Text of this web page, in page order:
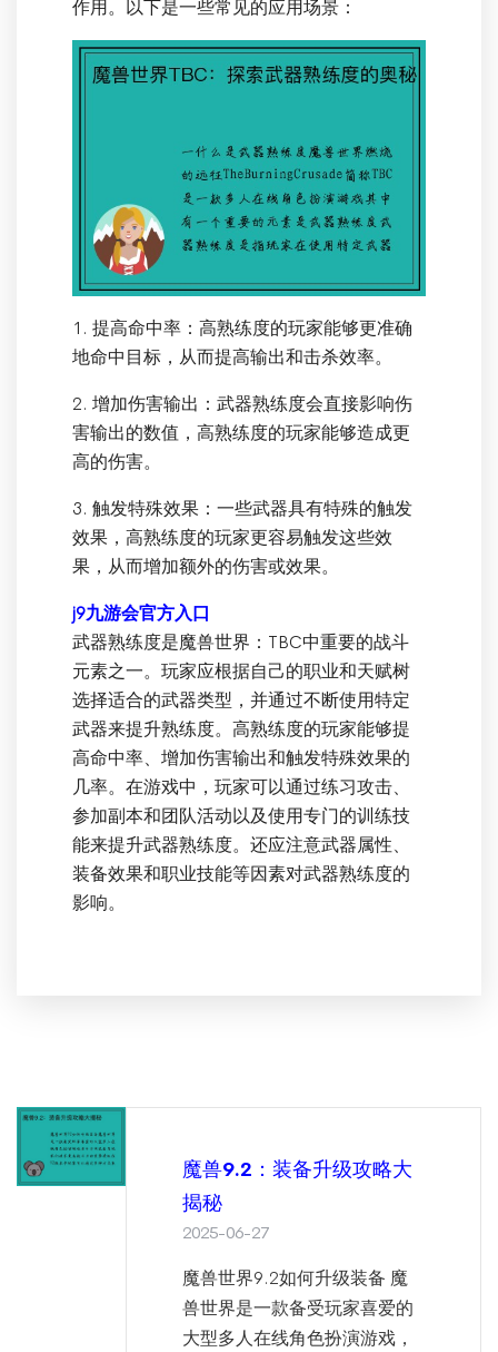
作用。以下是一些常见的应用场景：
1. 提高命中率：高熟练度的玩家能够更准确
地命中目标，从而提高输出和击杀效率。
2. 增加伤害输出：武器熟练度会直接影响伤
害输出的数值，高熟练度的玩家能够造成更
高的伤害。
3. 触发特殊效果：一些武器具有特殊的触发
效果，高熟练度的玩家更容易触发这些效
果，从而增加额外的伤害或效果。
j9九游会官方入口
武器熟练度是魔兽世界：TBC中重要的战斗
元素之一。玩家应根据自己的职业和天赋树
选择适合的武器类型，并通过不断使用特定
武器来提升熟练度。高熟练度的玩家能够提
高命中率、增加伤害输出和触发特殊效果的
几率。在游戏中，玩家可以通过练习攻击、
参加副本和团队活动以及使用专门的训练技
能来提升武器熟练度。还应注意武器属性、
装备效果和职业技能等因素对武器熟练度的
影响。
魔兽9.2：装备升级攻略大
揭秘
2025-06-27
魔兽世界9.2如何升级装备 魔
兽世界是一款备受玩家喜爱的
大型多人在线角色扮演游戏，